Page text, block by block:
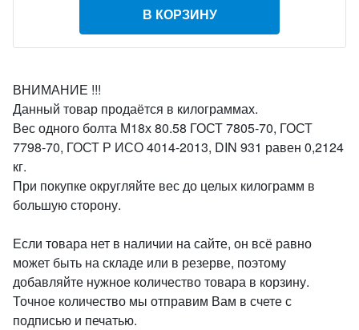
В КОРЗИНУ
ВНИМАНИЕ !!!
Данный товар продаётся в килограммах.
Вес одного болта М18х 80.58 ГОСТ 7805-70, ГОСТ
7798-70, ГОСТ Р ИСО 4014-2013, DIN 931 равен 0,2124
кг.
При покупке округляйте вес до целых килограмм в
большую сторону.
Если товара нет в наличии на сайте, он всё равно
может быть на складе или в резерве, поэтому
добавляйте нужное количество товара в корзину.
Точное количество мы отправим Вам в счете с
подписью и печатью.